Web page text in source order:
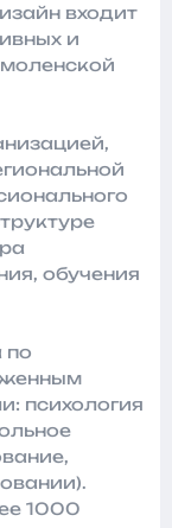
входит
и
обучения
по
психология
1000